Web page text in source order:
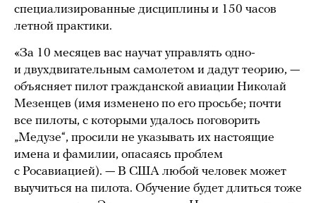
специализированные дисциплины и 150 часов
летной практики.
«За 10 месяцев вас научат управлять одно-
и двухдвигательным самолетом и дадут теорию, —
объясняет пилот гражданской авиации Николай
Мезенцев (имя изменено по его просьбе; почти
все пилоты, с которыми удалось поговорить
„Медузе“, просили не указывать их настоящие
имена и фамилии, опасаясь проблем
с Росавиацией). — В США любой человек может
выучиться на пилота. Обучение будет длиться тоже